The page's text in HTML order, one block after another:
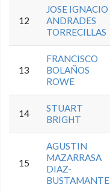
12
JOSE IGNACIO
ANDRADES
TORRECILLAS
13
FRANCISCO
BOLAÑOS
ROWE
14
STUART
BRIGHT
15
AGUSTIN
MAZARRASA
DIAZ-
BUSTAMANTE.